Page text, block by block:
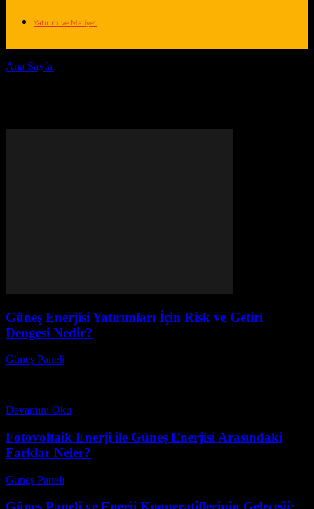
Yatırım ve Maliyet
Ana Sayfa
Güneş Enerjisi Yatırımları İçin Risk ve Getiri
Dengesi Nedir?
Güneş Paneli
Devamını Oku
Fotovoltaik Enerji ile Güneş Enerjisi Arasındaki
Farklar Neler?
Güneş Paneli